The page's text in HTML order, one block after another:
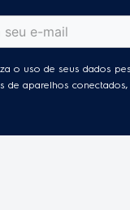
o uso de seus dados
aparelhos